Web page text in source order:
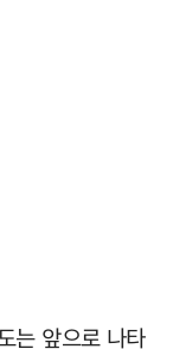
는 앞으로 나타